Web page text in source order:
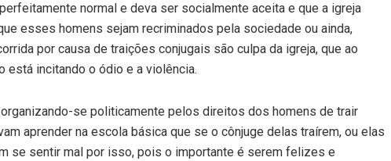
normal e deva ser socialmente aceita e que a igreja
esses homens sejam recriminados pela sociedade ou ainda,
por causa de traições conjugais são culpa da igreja, que ao
está incitando o ódio e a violência.
se politicamente pelos direitos dos homens de trair
aprender na escola básica que se o cônjuge delas traírem, ou elas
se sentir mal por isso, pois o importante é serem felizes e